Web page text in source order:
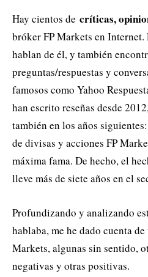
Hay cientos de críticas,
bróker FP Markets en Internet.
hablan de él, y también
preguntas/respuestas y
famosos como Yahoo
han escrito reseñas desde
también en los años
de divisas y acciones FP
máxima fama. De hecho, el
lleve más de siete años en el
Profundizando y analizando
hablaba, me he dado cuenta
Markets, algunas sin sentido,
negativas y otras positivas.